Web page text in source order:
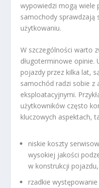
wypowiedzi mogą wiele
samochody sprawdzają
użytkowaniu.
W szczególności warto
długoterminowe opinie.
pojazdy przez kilka lat,
samochód radzi sobie z
eksploatacyjnymi.
użytkowników często
kluczowych aspektach,
niskie koszty
wysokiej jakości
w konstrukcji pojazdu,
rzadkie